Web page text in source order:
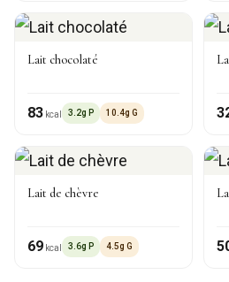
Lait chocolaté
83 kcal 3.2g P 10.4g G
Lait de chèvre
69 kcal 3.6g P 4.5g G